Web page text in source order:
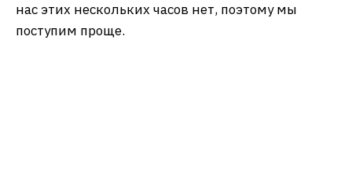
нас этих нескольких часов нет, поэтому мы
поступим проще.